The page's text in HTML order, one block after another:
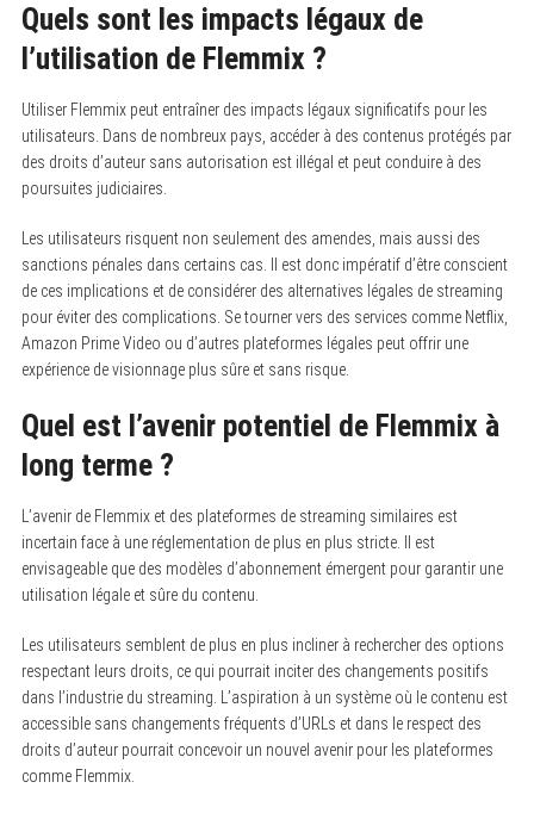
Quels sont les impacts légaux de
l’utilisation de Flemmix ?
Utiliser Flemmix peut entraîner des impacts légaux significatifs pour les
utilisateurs. Dans de nombreux pays, accéder à des contenus protégés par
des droits d’auteur sans autorisation est illégal et peut conduire à des
poursuites judiciaires.
Les utilisateurs risquent non seulement des amendes, mais aussi des
sanctions pénales dans certains cas. Il est donc impératif d’être conscient
de ces implications et de considérer des alternatives légales de streaming
pour éviter des complications. Se tourner vers des services comme Netflix,
Amazon Prime Video ou d’autres plateformes légales peut offrir une
expérience de visionnage plus sûre et sans risque.
Quel est l’avenir potentiel de Flemmix à
long terme ?
L’avenir de Flemmix et des plateformes de streaming similaires est
incertain face à une réglementation de plus en plus stricte. Il est
envisageable que des modèles d’abonnement émergent pour garantir une
utilisation légale et sûre du contenu.
Les utilisateurs semblent de plus en plus incliner à rechercher des options
respectant leurs droits, ce qui pourrait inciter des changements positifs
dans l’industrie du streaming. L’aspiration à un système où le contenu est
accessible sans changements fréquents d’URLs et dans le respect des
droits d’auteur pourrait concevoir un nouvel avenir pour les plateformes
comme Flemmix.